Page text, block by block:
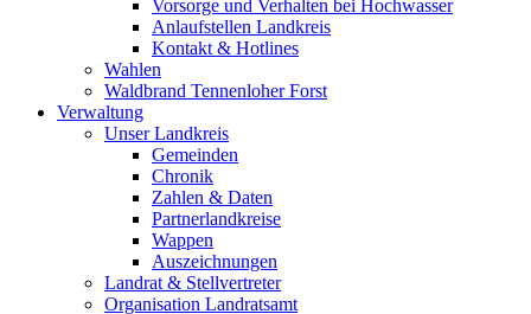
Vorsorge und Verhalten bei Hochwasser
Anlaufstellen Landkreis
Kontakt & Hotlines
Wahlen
Waldbrand Tennenloher Forst
Verwaltung
Unser Landkreis
Gemeinden
Chronik
Zahlen & Daten
Partnerlandkreise
Wappen
Auszeichnungen
Landrat & Stellvertreter
Organisation Landratsamt